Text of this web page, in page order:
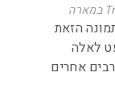
הזאת
לאלה
אחרים